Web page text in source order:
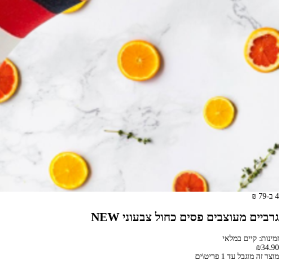
4 ב-79 ₪
גרביים מעוצבים פסים כחול צבעוני NEW
זמינות: קיים במלאי
₪34.90
מוצר זה מוגבל עד 1 פריט\ים